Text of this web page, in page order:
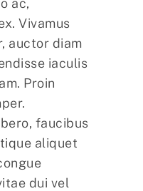
ac,
Vivamus
auctor diam
iaculis
Proin
faucibus
aliquet
dui vel